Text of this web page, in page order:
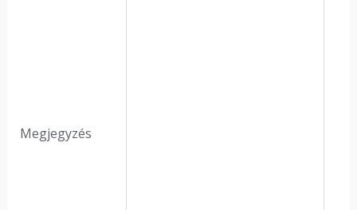
Megjegyzés